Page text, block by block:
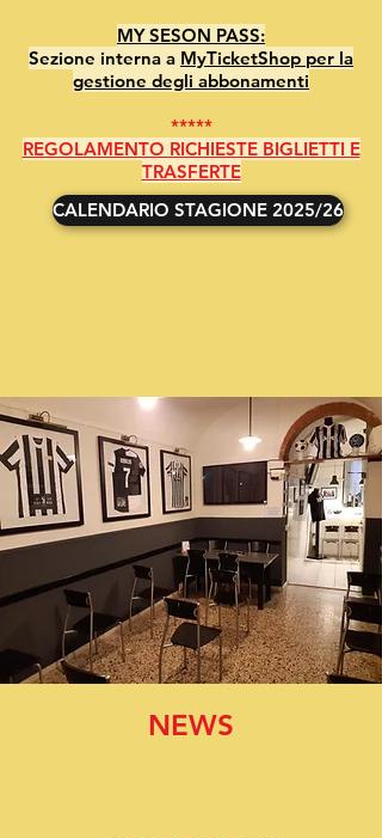
MY SESON PASS:
Sezione interna a MyTicketShop per la
gestione degli abbonamenti
*****
REGOLAMENTO RICHIESTE BIGLIETTI E
TRASFERTE
CALENDARIO STAGIONE 2025/26
NEWS